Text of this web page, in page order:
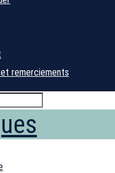
remerciements